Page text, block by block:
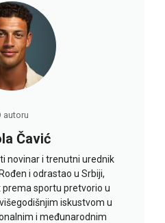
autoru
Čavić
novinar i trenutni urednik
i odrastao u Srbiji,
prema sportu pretvorio u
iskustvom u
i međunarodnim